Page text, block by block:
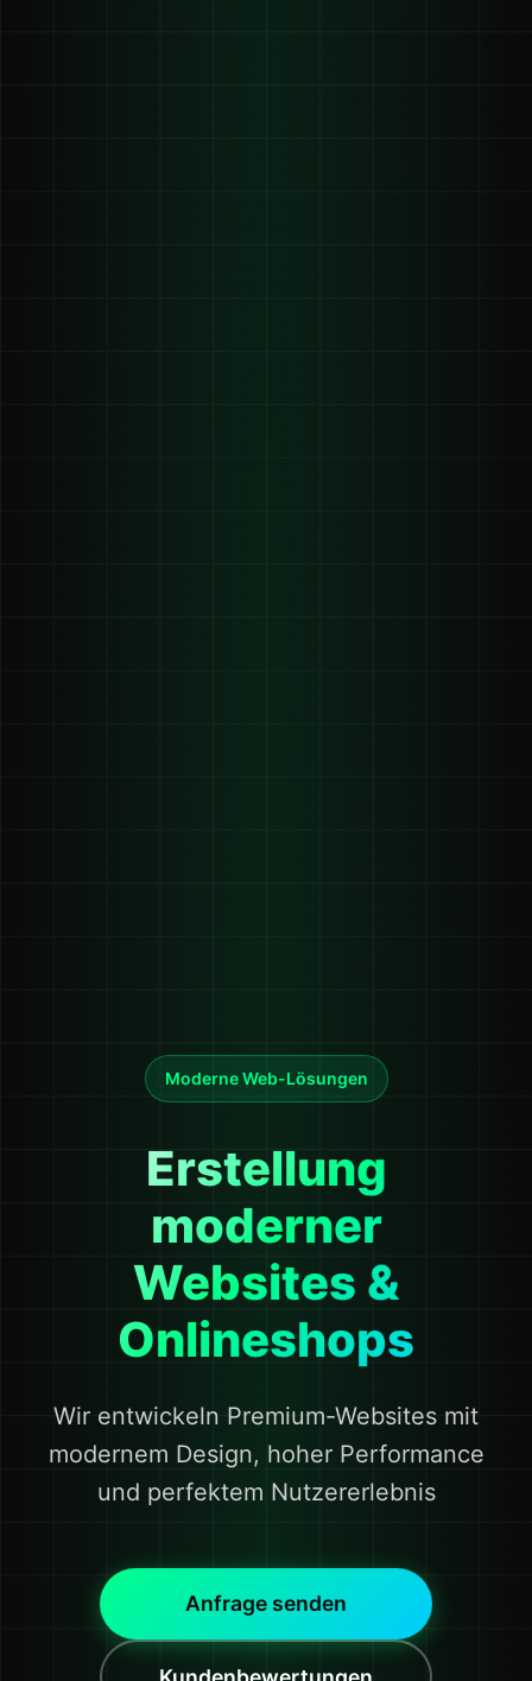
Moderne Web-Lösungen
Erstellung
moderner
Websites &
Onlineshops
Wir entwickeln Premium-Websites mit
modernem Design, hoher Performance
und perfektem Nutzererlebnis
Anfrage senden